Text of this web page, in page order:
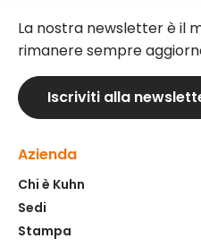
La nostra newsletter è il
rimanere sempre
Iscriviti alla
Azienda
Chi è Kuhn
Sedi
Stampa